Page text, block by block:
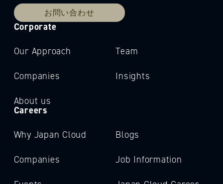
お問い合わせ
Corporate
Our Approach
Companies
About us
Team
Insights
Careers
Why Japan Cloud
Companies
Blogs
Job Information